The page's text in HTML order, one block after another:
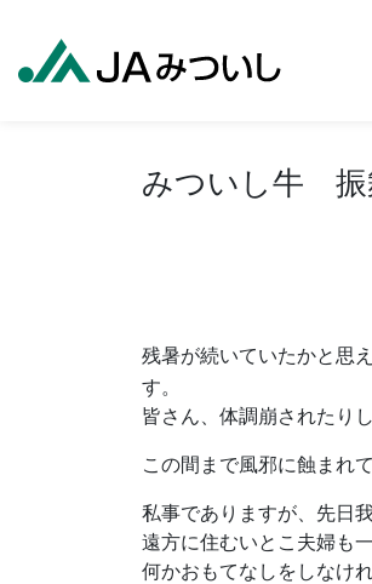
みついし牛 振
残暑が続いていたかと思
す。
皆さん、体調崩されたり
この間まで風邪に蝕まれ
私事でありますが、先日
遠方に住むいとこ夫婦も
何かおもてなしをしなけ